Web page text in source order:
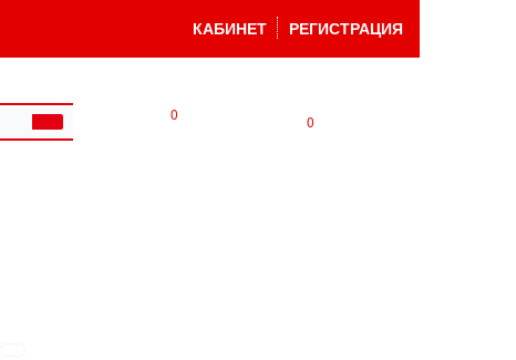
КАБИНЕТ РЕГИСТРАЦИЯ
0 0